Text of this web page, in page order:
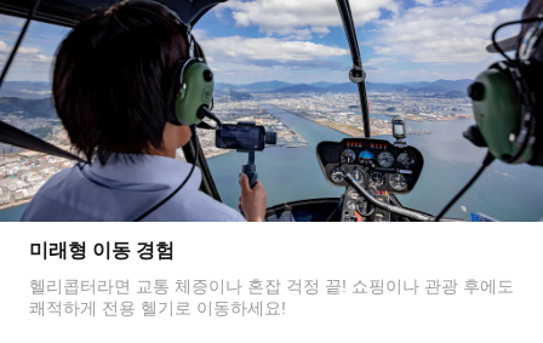
미래형 이동 경험
헬리콥터라면 교통 체증이나 혼잡 걱정 끝! 쇼핑이나 관광 후에도
쾌적하게 전용 헬기로 이동하세요!